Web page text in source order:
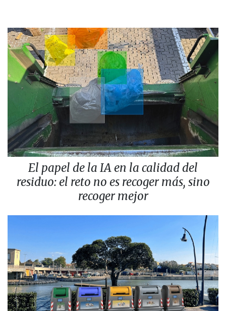
El papel de la IA en la calidad del
residuo: el reto no es recoger más, sino
recoger mejor